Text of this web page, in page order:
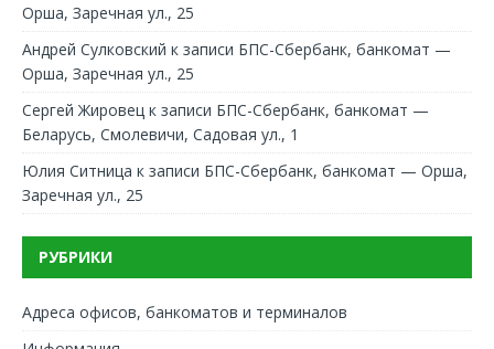
Орша, Заречная ул., 25
Андрей Сулковский к записи БПС-Сбербанк, банкомат —
Орша, Заречная ул., 25
Сергей Жировец к записи БПС-Сбербанк, банкомат —
Беларусь, Смолевичи, Садовая ул., 1
Юлия Ситница к записи БПС-Сбербанк, банкомат — Орша,
Заречная ул., 25
РУБРИКИ
Адреса офисов, банкоматов и терминалов